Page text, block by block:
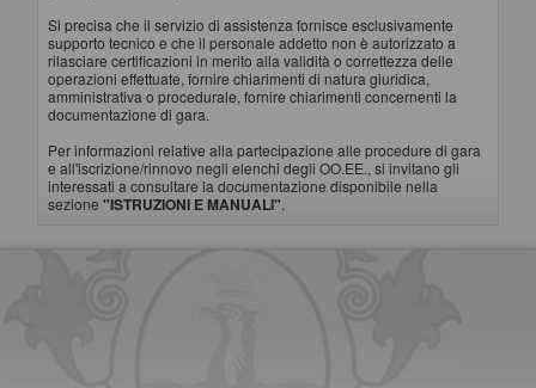
Si precisa che il servizio di assistenza fornisce esclusivamente
supporto tecnico e che il personale addetto non è autorizzato a
rilasciare certificazioni in merito alla validità o correttezza delle
operazioni effettuate, fornire chiarimenti di natura giuridica,
amministrativa o procedurale, fornire chiarimenti concernenti la
documentazione di gara.
Per informazioni relative alla partecipazione alle procedure di gara
e all'iscrizione/rinnovo negli elenchi degli OO.EE., si invitano gli
interessati a consultare la documentazione disponibile nella
sezione "ISTRUZIONI E MANUALI".